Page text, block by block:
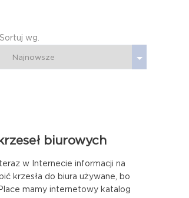
Sortuj wg.
biurowych
w Internecie informacji na
krzesła do biura używane, bo
mamy internetowy katalog